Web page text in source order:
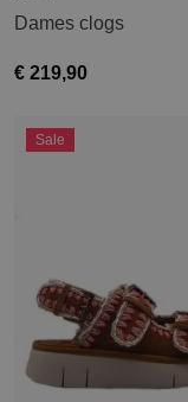
Dames clogs
€ 219,90
Sale